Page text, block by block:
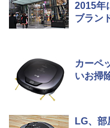
2015年
ブラン
カーペ
いお掃
LG、